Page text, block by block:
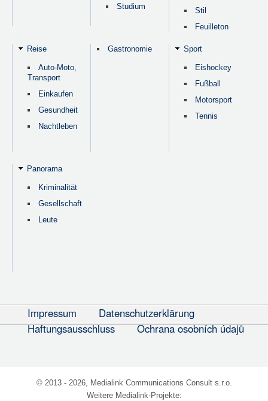
Studium
Stil
Feuilleton
Reise
Auto-Moto,
Transport
Einkaufen
Gesundheit
Nachtleben
Gastronomie Sport
Eishockey
Fußball
Motorsport
Tennis
Panorama
Kriminalität
Gesellschaft
Leute
Impressum
Datenschutzerklärung
Haftungsausschluss
Ochrana osobních údajů
© 2013 - 2026, Medialink Communications Consult s.r.o.
Weitere Medialink-Projekte: